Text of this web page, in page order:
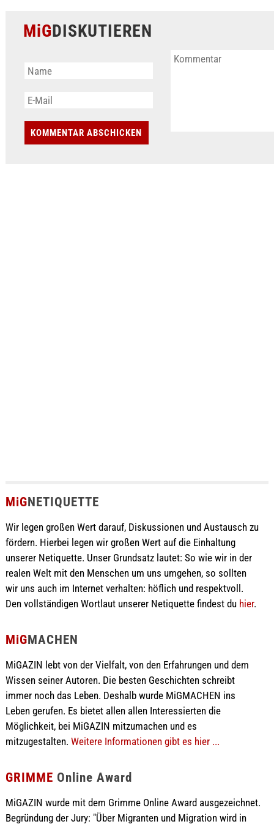
MiGDISKUTIEREN
MiGNETIQUETTE
Wir legen großen Wert darauf, Diskussionen und Austausch zu
fördern. Hierbei legen wir großen Wert auf die Einhaltung
unserer Netiquette. Unser Grundsatz lautet: So wie wir in der
realen Welt mit den Menschen um uns umgehen, so sollten
wir uns auch im Internet verhalten: höflich und respektvoll.
Den vollständigen Wortlaut unserer Netiquette findest du hier.
MiGMACHEN
MiGAZIN lebt von der Vielfalt, von den Erfahrungen und dem
Wissen seiner Autoren. Die besten Geschichten schreibt
immer noch das Leben. Deshalb wurde MiGMACHEN ins
Leben gerufen. Es bietet allen allen Interessierten die
Möglichkeit, bei MiGAZIN mitzumachen und es
mitzugestalten. Weitere Informationen gibt es hier ...
GRIMME Online Award
MiGAZIN wurde mit dem Grimme Online Award ausgezeichnet.
Begründung der Jury: "Über Migranten und Migration wird in